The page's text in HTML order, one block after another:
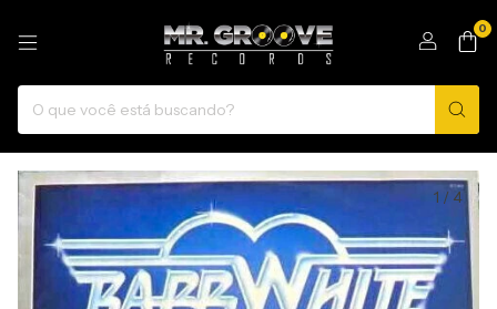
0
1 / 4